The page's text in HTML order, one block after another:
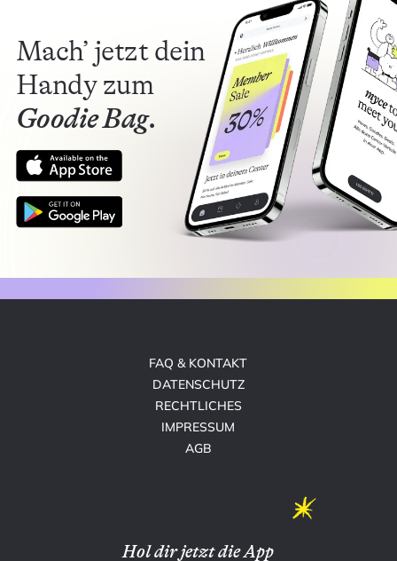
Mach’ jetzt dein
Handy zum
Goodie Bag.
FAQ & KONTAKT
DATENSCHUTZ
RECHTLICHES
IMPRESSUM
AGB
Hol dir jetzt die App